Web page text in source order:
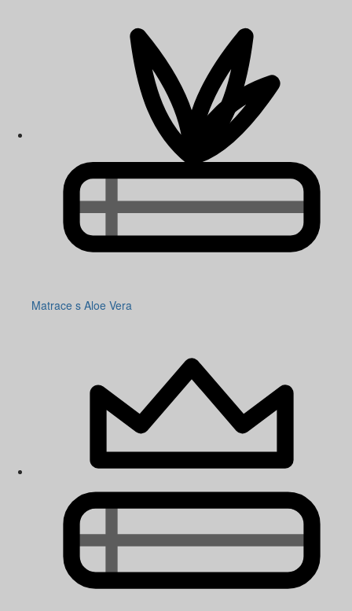
Matrace s Aloe Vera